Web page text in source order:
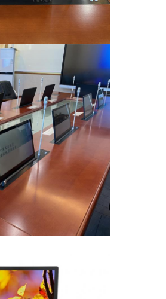
en retrait
tour
de table de conférence
bureau
sur la table
retrait